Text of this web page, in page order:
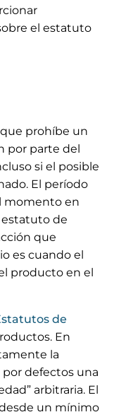
el estatuto
prohíbe un
por parte del
si el posible
El período
momento en
estatuto de
que
es cuando el
producto en el
de
En
la
defectos una
arbitraria. El
un mínimo